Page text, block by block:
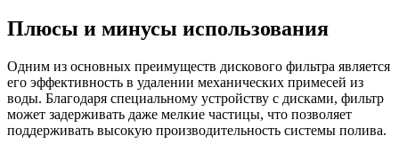
Плюсы и минусы использования
Одним из основных преимуществ дискового фильтра является
его эффективность в удалении механических примесей из
воды. Благодаря специальному устройству с дисками, фильтр
может задерживать даже мелкие частицы, что позволяет
поддерживать высокую производительность системы полива.